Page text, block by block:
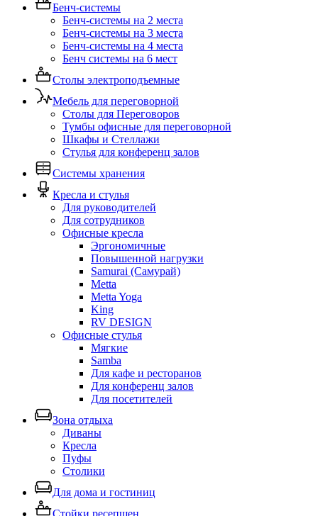
Бенч-системы
Бенч-системы на 2 места
Бенч-системы на 3 места
Бенч-системы на 4 места
Бенч системы на 6 мест
Столы электроподъемные
Мебель для переговорной
Столы для Переговоров
Тумбы офисные для переговорной
Шкафы и Стеллажи
Стулья для конференц залов
Системы хранения
Кресла и стулья
Для руководителей
Для сотрудников
Офисные кресла
Эргономичные
Повышенной нагрузки
Samurai (Самурай)
Metta
Metta Yoga
King
RV DESIGN
Офисные стулья
Мягкие
Samba
Для кафе и ресторанов
Для конференц залов
Для посетителей
Зона отдыха
Диваны
Кресла
Пуфы
Столики
Для дома и гостиниц
Стойки ресепшен